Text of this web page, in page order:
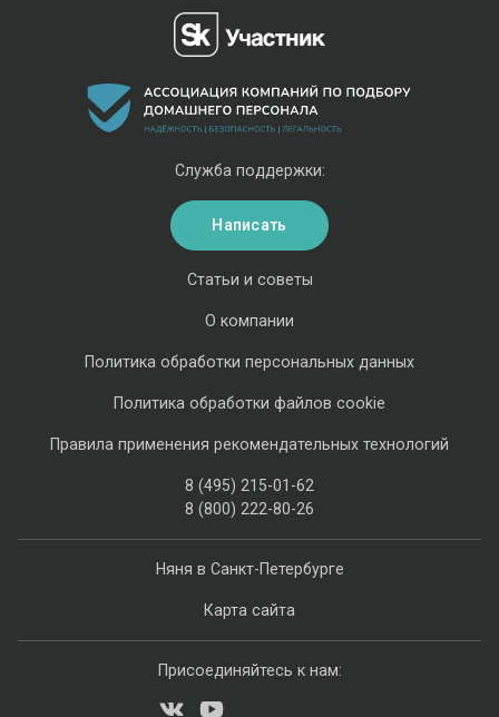
Няня в Санкт-Петербурге
Карта сайта
Статьи и советы
О компании
Политика обработки персональных данных
Политика обработки файлов cookie
Правила применения рекомендательных технологий
8 (495) 215-01-62
8 (800) 222-80-26
Служба поддержки:
Написать
Присоединяйтесь к нам: